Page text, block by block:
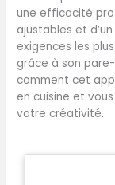
une efficacité
ajustables et
exigences les
grâce à son
comment cet
en cuisine et
votre créativité.